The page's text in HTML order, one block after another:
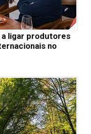
ligar produtores
no